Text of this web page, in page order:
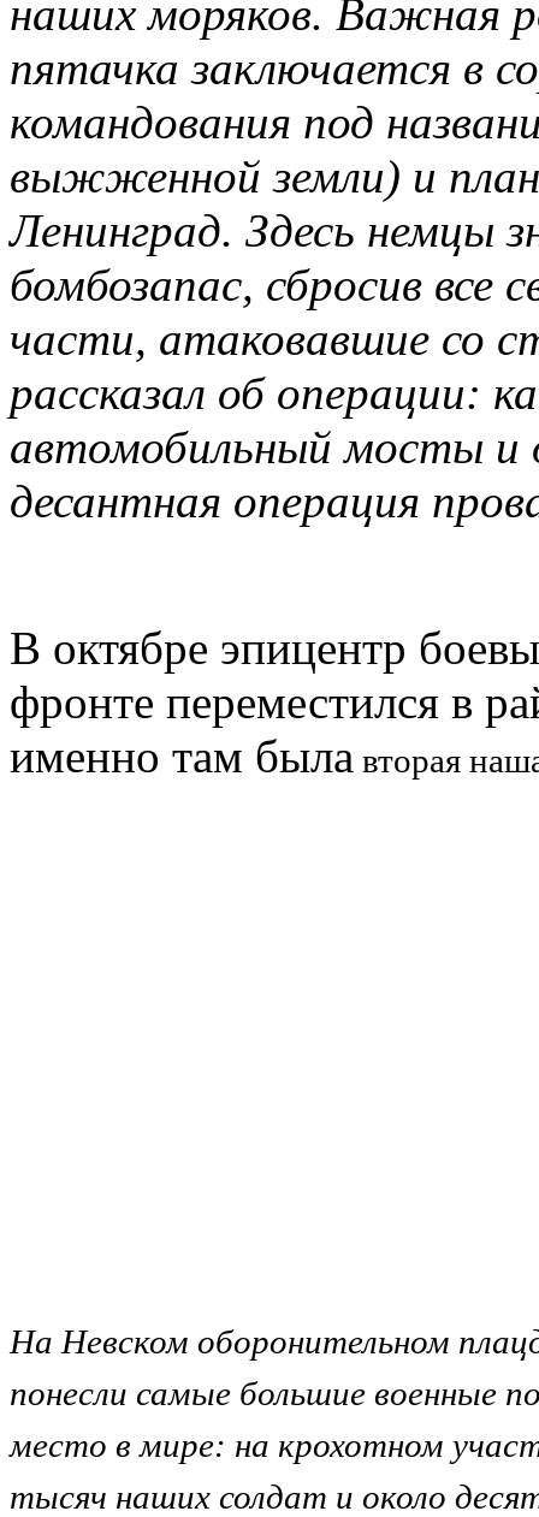
наших моряков. Важная
пятачка заключается в
командования под
выжженной земли) и
Ленинград. Здесь немцы
бомбозапас, сбросив все
части, атаковавшие со
рассказал об операции:
автомобильный мосты и
десантная операция
В октябре эпицентр
фронте переместился в
именно там была вторая
На Невском оборонительном
понесли самые большие военные
место в мире: на крохотном
тысяч наших солдат и около